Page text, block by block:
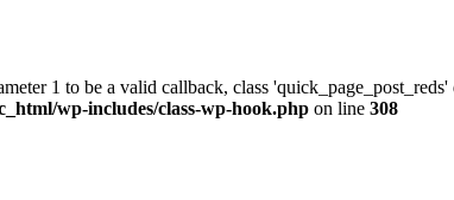
1 to be a valid callback, class
wp-includes/class-wp-hook.php on line 308